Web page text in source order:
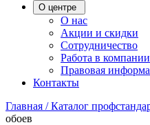
О центре
О нас
Акции и скидки
Сотрудничество
Работа в компании
Правовая
Контакты
Главная /Каталог
обоев